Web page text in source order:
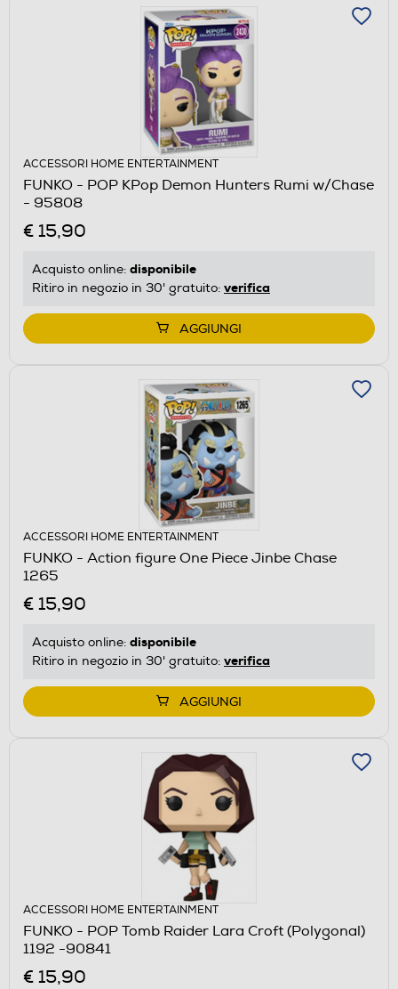
ACCESSORI HOME ENTERTAINMENT
FUNKO - POP KPop Demon Hunters Rumi w/Chase
- 95808
€ 15,90
Acquisto online: disponibile
Ritiro in negozio in 30' gratuito: verifica
AGGIUNGI
ACCESSORI HOME ENTERTAINMENT
FUNKO - Action figure One Piece Jinbe Chase
1265
€ 15,90
Acquisto online: disponibile
Ritiro in negozio in 30' gratuito: verifica
AGGIUNGI
ACCESSORI HOME ENTERTAINMENT
FUNKO - POP Tomb Raider Lara Croft (Polygonal)
1192 -90841
€ 15,90